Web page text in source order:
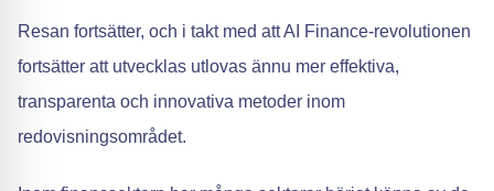
Resan fortsätter, och i takt med att AI Finance-revolutionen
fortsätter att utvecklas utlovas ännu mer effektiva,
transparenta och innovativa metoder inom
redovisningsområdet.